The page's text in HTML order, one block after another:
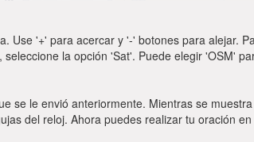
Use '+' para acercar y '-' botones para alejar.
la opción 'Sat'. Puede elegir 'OSM'
se le envió anteriormente. Mientras se
del reloj. Ahora puedes realizar tu oración